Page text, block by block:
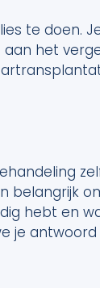
te doen.
het
belangrijk
hebt en
je antwoord